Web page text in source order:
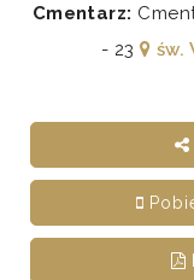
Cmentarz:
- 23
św.